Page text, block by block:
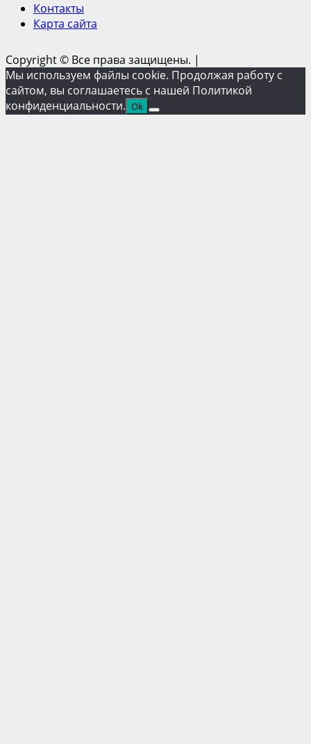
Контакты
Карта сайта
Copyright © Все права защищены. |
Мы используем файлы cookie. Продолжая работу с
сайтом, вы соглашаетесь с нашей Политикой
конфиденциальности. Ok